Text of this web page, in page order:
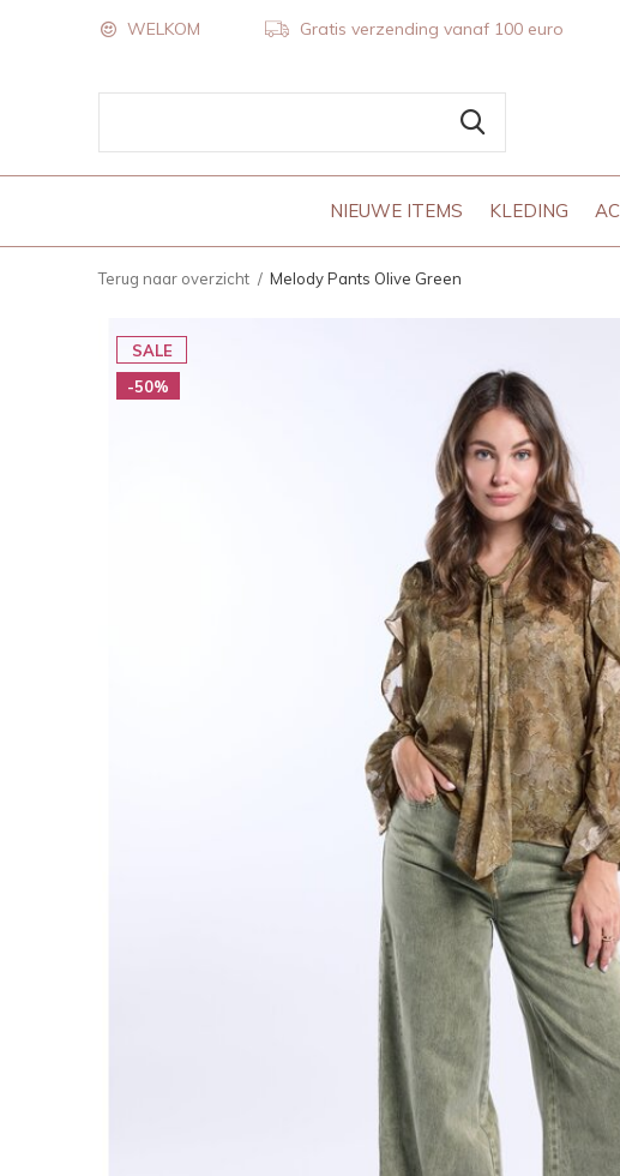
NIEUWE ITEMS KLEDING
WELKOM Gratis verzending vanaf 100 euro
Terug naar overzicht Melody Pants Olive Green
SALE
-50%